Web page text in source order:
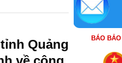
Quảng
BÁO